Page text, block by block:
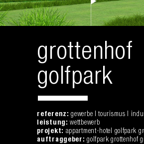
grottenhof
golfpark
referenz: gewerbe | tourismus |
leistung: wettbewerb
projekt: appartment-hotel golfpark
auftraggeber: golfpark grottenhof